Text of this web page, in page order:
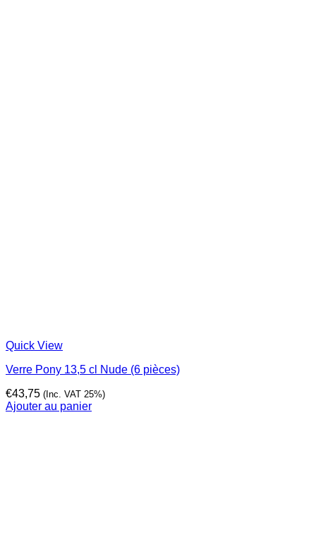
Quick View
Verre Pony 13,5 cl Nude (6 pièces)
€43,75 (Inc. VAT 25%)
Ajouter au panier